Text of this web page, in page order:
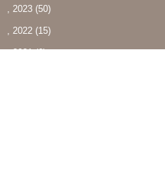
, 2023 (50)
, 2022 (15)
, 2021(6)